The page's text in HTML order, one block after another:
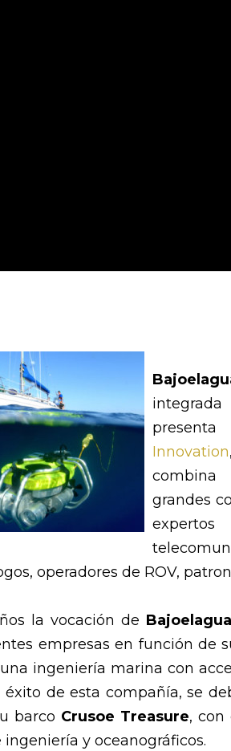
Innovation
grandes
operadores de ROV,
la vocación de
empresas en función de
ingeniería marina con
éxito de esta compañía, se
barco Crusoe Treasure, con
y oceanográficos.